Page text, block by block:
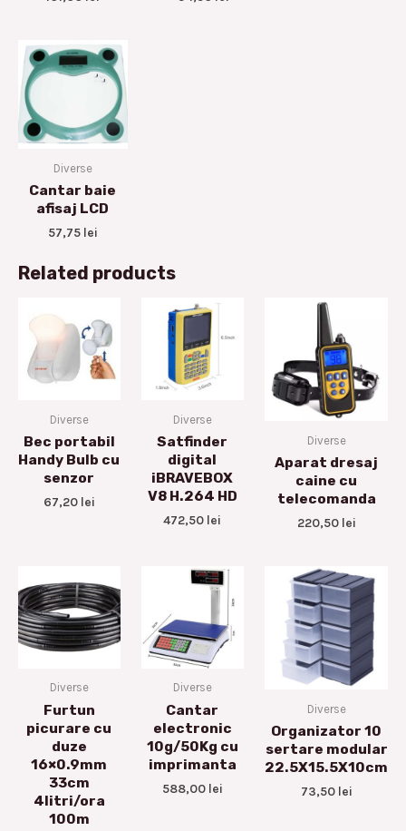
Diverse
Cantar baie
afisaj LCD
57,75 lei
Related products
Diverse
Bec portabil
Handy Bulb cu
senzor
67,20 lei
Diverse
Satfinder
digital
iBRAVEBOX
V8 H.264 HD
472,50 lei
Diverse
Aparat dresaj
caine cu
telecomanda
220,50 lei
Diverse
Furtun
picurare cu
duze
16×0.9mm
33cm
4litri/ora
100m
Diverse
Cantar
electronic
10g/50Kg cu
imprimanta
588,00 lei
Diverse
Organizator 10
sertare modular
22.5X15.5X10cm
73,50 lei